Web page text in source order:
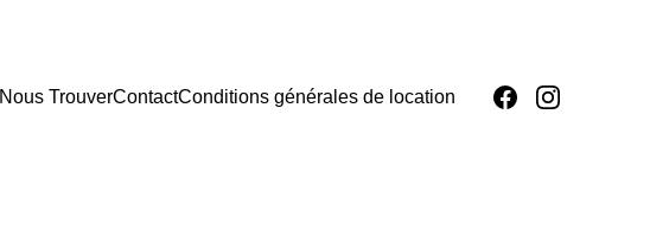
Nous TrouverContactConditions générales de location